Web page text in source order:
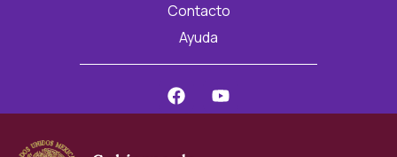
Contacto
Ayuda